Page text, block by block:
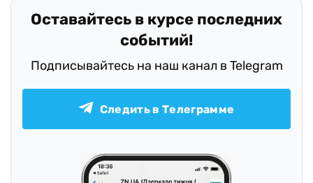
Оставайтесь в курсе последних
событий!
Подписывайтесь на наш канал в Telegram
Следить в Телеграмме